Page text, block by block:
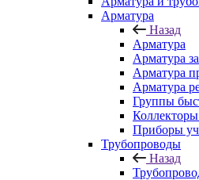
Арматура
Назад
Арматура
Арматура
Арматура
Арматура
Группы
Приборы
Трубопроводы
Назад